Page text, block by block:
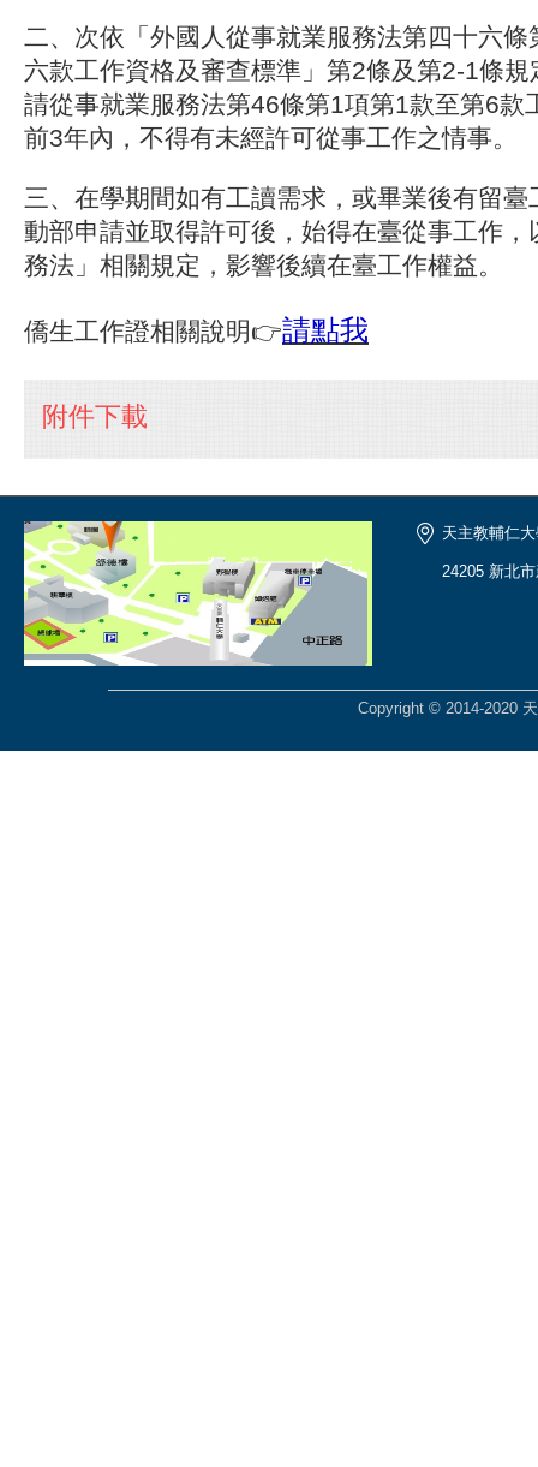
二、次依「外國人從事就業服務法第四十六條
六款工作資格及審查標準」第2條及第2-1條
請從事就業服務法第46條第1項第1款至第6款
前3年內，不得有未經許可從事工作之情事。
三、在學期間如有工讀需求，或畢業後有留
動部申請並取得許可後，始得在臺從事工作，
務法」相關規定，影響後續在臺工作權益。
僑生工作證相關說明👉請點我
附件下載
天主教輔仁
24205 新北
Copyright © 2014-2020